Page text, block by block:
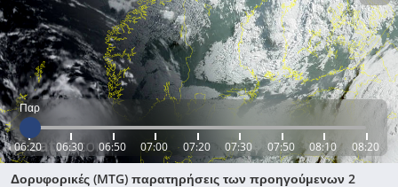
Παρ
06:20 06:30 06:50 07:00 07:20 07:30 07:50 08:10 08:20
Δορυφορικές (MTG) παρατηρήσεις των προηγούμενων 2